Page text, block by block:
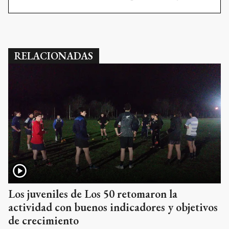
RELACIONADAS
Los juveniles de Los 50 retomaron la
actividad con buenos indicadores y objetivos
de crecimiento